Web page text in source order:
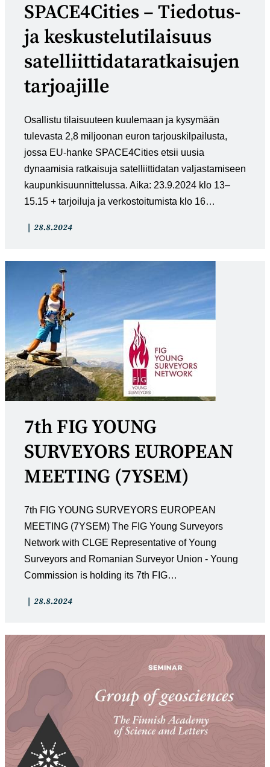
SPACE4Cities – Tiedotus-
ja keskustelutilaisuus
satelliittidataratkaisujen
tarjoajille
Osallistu tilaisuuteen kuulemaan ja kysymään
tulevasta 2,8 miljoonan euron tarjouskilpailusta,
jossa EU-hanke SPACE4Cities etsii uusia
dynaamisia ratkaisuja satelliittidatan valjastamiseen
kaupunkisuunnittelussa. Aika: 23.9.2024 klo 13–
15.15 + tarjoiluja ja verkostoitumista klo 16…
Artikkelin
Artikkeli
28.8.2024
7th FIG YOUNG
SURVEYORS EUROPEAN
MEETING (7YSEM)
7th FIG YOUNG SURVEYORS EUROPEAN
MEETING (7YSEM) The FIG Young Surveyors
Network with CLGE Representative of Young
Surveyors and Romanian Surveyor Union - Young
Commission is holding its 7th FIG…
Artikkelin
Artikkeli
28.8.2024